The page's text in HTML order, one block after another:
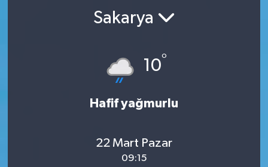
Sakarya
10°
Hafif yağmurlu
22 Mart Pazar
09:15
Tarih - Kültür - Sanat - Turizm